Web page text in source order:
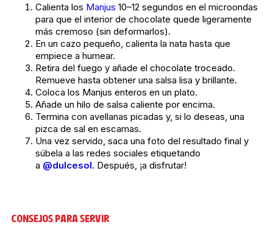
Calienta los Manjus 10–12 segundos en el microondas
para que el interior de chocolate quede ligeramente
más cremoso (sin deformarlos).
En un cazo pequeño, calienta la nata hasta que
empiece a humear.
Retira del fuego y añade el chocolate troceado.
Remueve hasta obtener una salsa lisa y brillante.
Coloca los Manjus enteros en un plato.
Añade un hilo de salsa caliente por encima.
Termina con avellanas picadas y, si lo deseas, una
pizca de sal en escamas.
Una vez servido, saca una foto del resultado final y
súbela a las redes sociales etiquetando
a @dulcesol. Después, ¡a disfrutar!
CONSEJOS PARA SERVIR